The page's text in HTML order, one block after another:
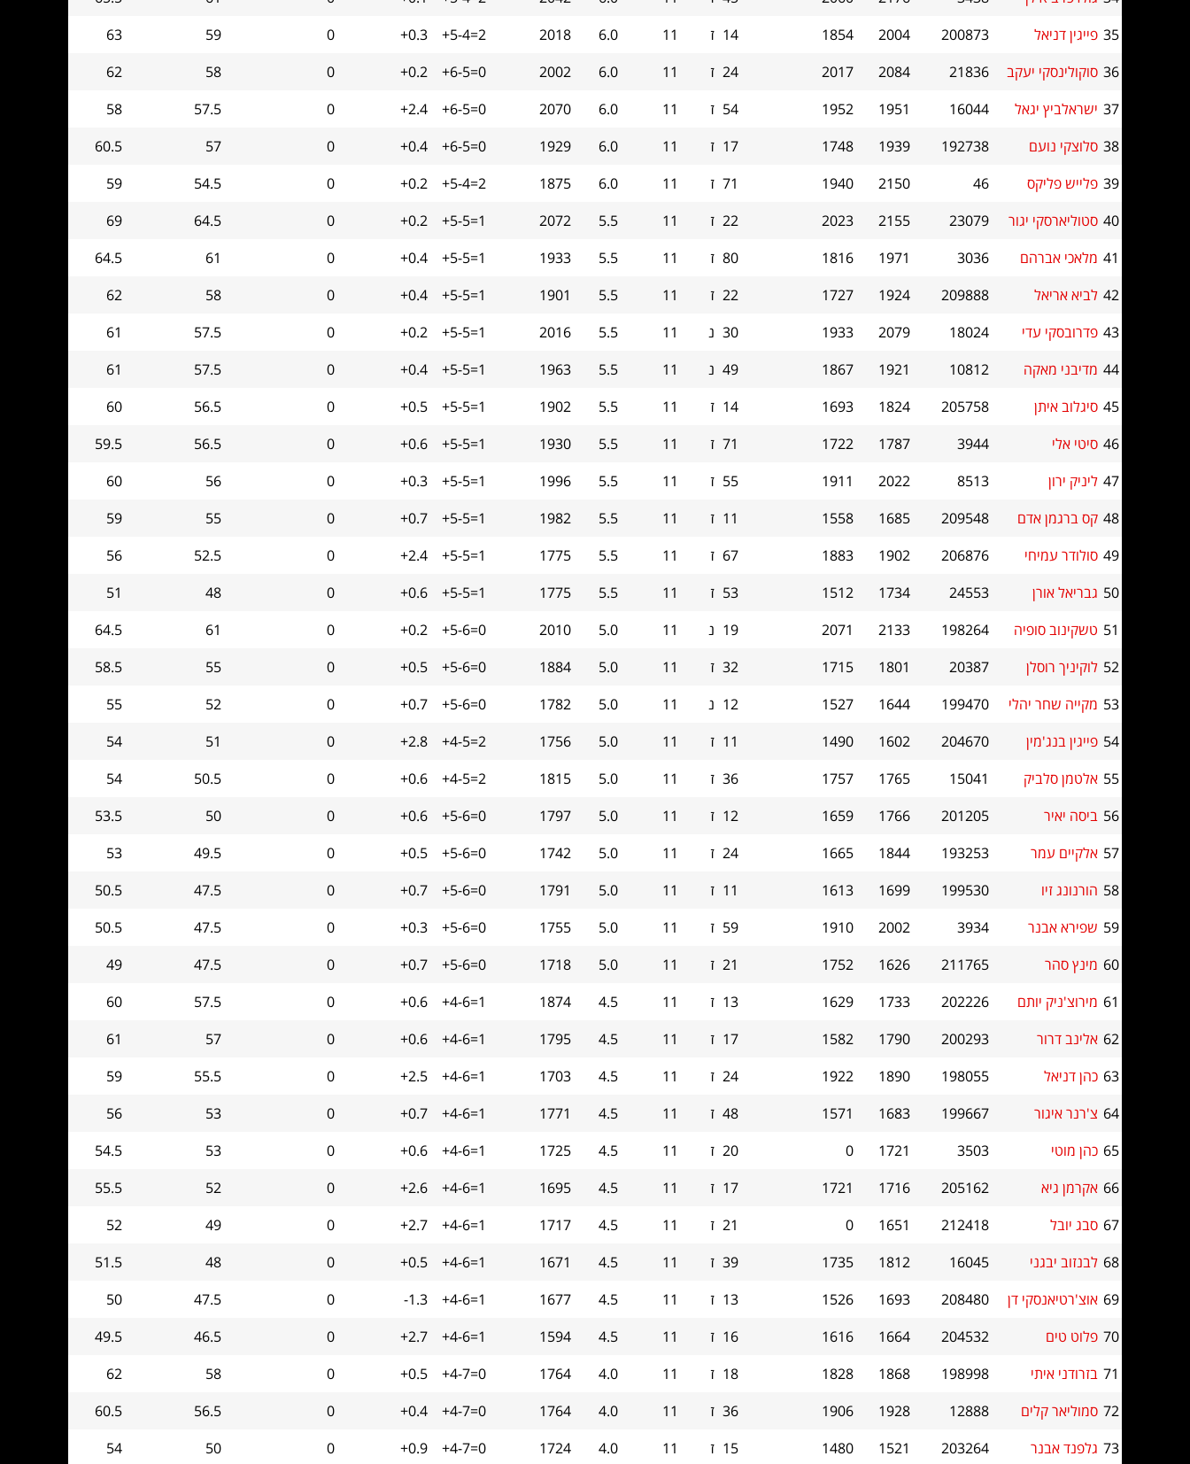
35 פייגין דניאל 200873
2004
1854
14 ז 11
6.0
2018
+5-4=2
+0.3
0
59
63
36 סוקולינסקי יעקב 21836
2084
2017
24 ז 11
6.0
2002
+6-5=0
+0.2
0
58
62
37 ישראלביץ יגאל 16044
1951
1952
54 ז 11
6.0
2070
+6-5=0
+2.4
0
57.5
58
38 סלוצקי נועם 192738
1939
1748
17 ז 11
6.0
1929
+6-5=0
+0.4
0
57
60.5
39 פלייש פליקס 46
2150
1940
71 ז 11
6.0
1875
+5-4=2
+0.2
0
54.5
59
40 סטוליארסקי יגור 23079
2155
2023
22 ז 11
5.5
2072
+5-5=1
+0.2
0
64.5
69
41 מלאכי אברהם 3036
1971
1816
80 ז 11
5.5
1933
+5-5=1
+0.4
0
61
64.5
42 לביא אריאל 209888
1924
1727
22 ז 11
5.5
1901
+5-5=1
+0.4
0
58
62
43 פדרובסקי עדי 18024
2079
1933
30 נ 11
5.5
2016
+5-5=1
+0.2
0
57.5
61
44 מדיבני מאקה 10812
1921
1867
49 נ 11
5.5
1963
+5-5=1
+0.4
0
57.5
61
45 סיגלוב איתן 205758
1824
1693
14 ז 11
5.5
1902
+5-5=1
+0.5
0
56.5
60
46 סיטי אלי 3944
1787
1722
71 ז 11
5.5
1930
+5-5=1
+0.6
0
56.5
59.5
47 ליניק ירון 8513
2022
1911
55 ז 11
5.5
1996
+5-5=1
+0.3
0
56
60
48 קס ברגמן אדם 209548
1685
1558
11 ז 11
5.5
1982
+5-5=1
+0.7
0
55
59
49 סולודר עמיחי 206876
1902
1883
67 ז 11
5.5
1775
+5-5=1
+2.4
0
52.5
56
50 גבריאל אורן 24553
1734
1512
53 ז 11
5.5
1775
+5-5=1
+0.6
0
48
51
51 טשקינוב סופיה 198264
2133
2071
19 נ 11
5.0
2010
+5-6=0
+0.2
0
61
64.5
52 לוקיניך רוסלן 20387
1801
1715
32 ז 11
5.0
1884
+5-6=0
+0.5
0
55
58.5
53 מקייה שחר יהלי 199470
1644
1527
12 נ 11
5.0
1782
+5-6=0
+0.7
0
52
55
54 פייגין בנג'מין 204670
1602
1490
11 ז 11
5.0
1756
+4-5=2
+2.8
0
51
54
55 אלטמן סלביק 15041
1765
1757
36 ז 11
5.0
1815
+4-5=2
+0.6
0
50.5
54
56 ביסה יאיר 201205
1766
1659
12 ז 11
5.0
1797
+5-6=0
+0.6
0
50
53.5
57 אלקיים עמר 193253
1844
1665
24 ז 11
5.0
1742
+5-6=0
+0.5
0
49.5
53
58 הורנונג זיו 199530
1699
1613
11 ז 11
5.0
1791
+5-6=0
+0.7
0
47.5
50.5
59 שפירא אבנר 3934
2002
1910
59 ז 11
5.0
1755
+5-6=0
+0.3
0
47.5
50.5
60 מינץ סהר 211765
1626
1752
21 ז 11
5.0
1718
+5-6=0
+0.7
0
47.5
49
61 מירוצ'ניק יותם 202226
1733
1629
13 ז 11
4.5
1874
+4-6=1
+0.6
0
57.5
60
62 אלינב דרור 200293
1790
1582
17 ז 11
4.5
1795
+4-6=1
+0.6
0
57
61
63 כהן דניאל 198055
1890
1922
24 ז 11
4.5
1703
+4-6=1
+2.5
0
55.5
59
64 צ'רנר איגור 199667
1683
1571
48 ז 11
4.5
1771
+4-6=1
+0.7
0
53
56
65 כהן מוטי 3503
1721
0
20 ז 11
4.5
1725
+4-6=1
+0.6
0
53
54.5
66 אקרמן גיא 205162
1716
1721
17 ז 11
4.5
1695
+4-6=1
+2.6
0
52
55.5
67 סבג יובל 212418
1651
0
21 ז 11
4.5
1717
+4-6=1
+2.7
0
49
52
68 לבנזוב יבגני 16045
1812
1735
39 ז 11
4.5
1671
+4-6=1
+0.5
0
48
51.5
69 אוצ'רטיאנסקי דן 208480
1693
1526
13 ז 11
4.5
1677
+4-6=1
-1.3
0
47.5
50
70 פלוט טים 204532
1664
1616
16 ז 11
4.5
1594
+4-6=1
+2.7
0
46.5
49.5
71 בזרודני איתי 198998
1868
1828
18 ז 11
4.0
1764
+4-7=0
+0.5
0
58
62
72 סמוליאר קלים 12888
1928
1906
36 ז 11
4.0
1764
+4-7=0
+0.4
0
56.5
60.5
73 גלפנד אבנר 203264
1521
1480
15 ז 11
4.0
1724
+4-7=0
+0.9
0
50
54